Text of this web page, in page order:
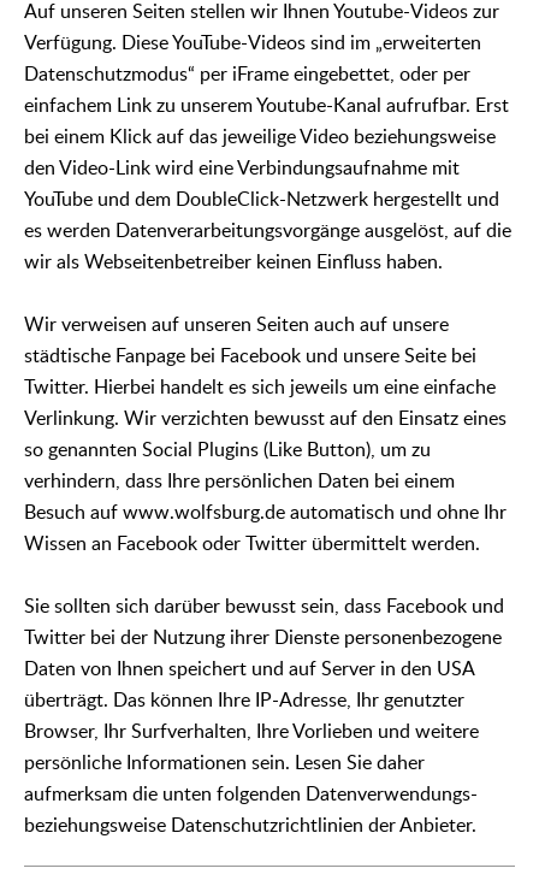
Auf unseren Seiten stellen wir Ihnen Youtube-Videos zur
Verfügung. Diese YouTube-Videos sind im „erweiterten
Datenschutzmodus“ per iFrame eingebettet, oder per
einfachem Link zu unserem Youtube-Kanal aufrufbar. Erst
bei einem Klick auf das jeweilige Video beziehungsweise
den Video-Link wird eine Verbindungsaufnahme mit
YouTube und dem DoubleClick-Netzwerk hergestellt und
es werden Datenverarbeitungsvorgänge ausgelöst, auf die
wir als Webseitenbetreiber keinen Einfluss haben.
Wir verweisen auf unseren Seiten auch auf unsere
städtische Fanpage bei Facebook und unsere Seite bei
Twitter. Hierbei handelt es sich jeweils um eine einfache
Verlinkung. Wir verzichten bewusst auf den Einsatz eines
so genannten Social Plugins (Like Button), um zu
verhindern, dass Ihre persönlichen Daten bei einem
Besuch auf www.wolfsburg.de automatisch und ohne Ihr
Wissen an Facebook oder Twitter übermittelt werden.
Sie sollten sich darüber bewusst sein, dass Facebook und
Twitter bei der Nutzung ihrer Dienste personenbezogene
Daten von Ihnen speichert und auf Server in den USA
überträgt. Das können Ihre IP-Adresse, Ihr genutzter
Browser, Ihr Surfverhalten, Ihre Vorlieben und weitere
persönliche Informationen sein. Lesen Sie daher
aufmerksam die unten folgenden Datenverwendungs-
beziehungsweise Datenschutzrichtlinien der Anbieter.